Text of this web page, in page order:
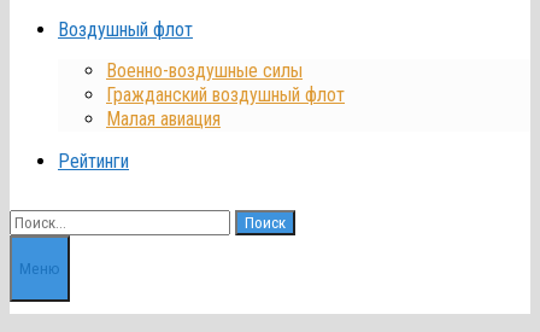
Воздушный флот
Военно-воздушные силы
Гражданский воздушный флот
Малая авиация
Рейтинги
Найти:
Меню